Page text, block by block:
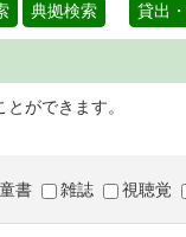
典拠検索 貸出
ができます。
書 雑誌 視聴覚